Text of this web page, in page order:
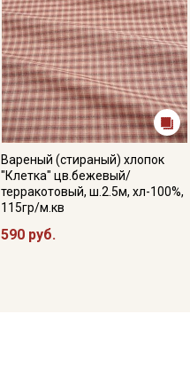
Вареный (стираный) хлопок
"Клетка" цв.бежевый/
терракотовый, ш.2.5м, хл-100%,
115гр/м.кв
590 руб.